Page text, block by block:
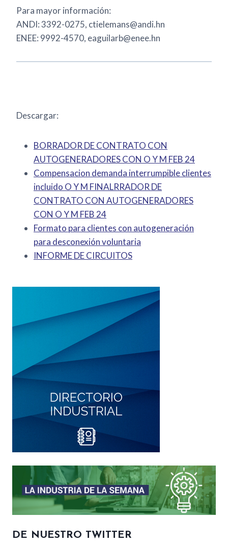
Para mayor información:
ANDI: 3392-0275, ctielemans@andi.hn
ENEE: 9992-4570, eaguilarb@enee.hn
Descargar:
BORRADOR DE CONTRATO CON
AUTOGENERADORES CON O Y M FEB 24
Compensacion demanda interrumpible clientes
incluido O Y M FINALRRADOR DE
CONTRATO CON AUTOGENERADORES
CON O Y M FEB 24
Formato para clientes con autogeneración
para desconexión voluntaria
INFORME DE CIRCUITOS
DE NUESTRO TWITTER